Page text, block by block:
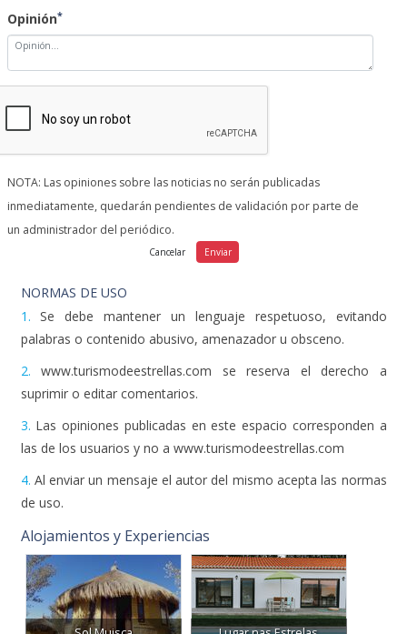
Opinión*
NOTA: Las opiniones sobre las noticias no serán publicadas
inmediatamente, quedarán pendientes de validación por parte de
un administrador del periódico.
NORMAS DE USO
1. Se debe mantener un lenguaje respetuoso, evitando
palabras o contenido abusivo, amenazador u obsceno.
2. www.turismodeestrellas.com se reserva el derecho a
suprimir o editar comentarios.
3. Las opiniones publicadas en este espacio corresponden a
las de los usuarios y no a www.turismodeestrellas.com
4. Al enviar un mensaje el autor del mismo acepta las normas
de uso.
Alojamientos y Experiencias